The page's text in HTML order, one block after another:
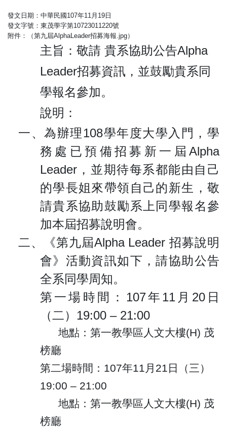
發文日期：中華民國107年11月19日
發文字號：東茂學字第10723011220號
附件：（第九屆AlphaLeader招募海報.jpg）
主旨： 敬請 貴系協助公告Alpha
Leader招募資訊，並鼓勵貴系同
學報名參加。
說明：
一、為辦理108學年度大學入門，學
務處已預備招募新一屆 Alpha
Leader，並期待每系都能由自己
的學長姐來帶領自己的新生，敬
請貴系協助鼓勵系上同學報名參
加本屆招募說明會。
二、
《第九屆Alpha Leader招募說明
會》活動資訊如下，請協助公告
全系同學周知。
第一場時間： 107年 11 月 20日
（二） 19:00 – 21:00
地點：第一教學區 人文大樓(H) 茂
榜廳
第二場時間： 107年11 月 21 日（三）
19:00 – 21:00
地點：第一教學區 人文大樓(H) 茂
榜廳